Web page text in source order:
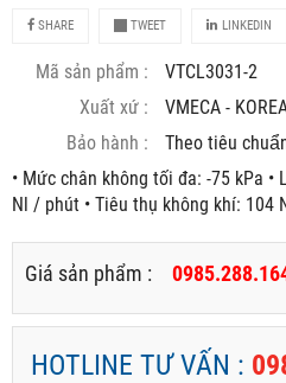
SHARE TWEET LINKEDIN
Mã sản phẩm :
VTCL3031-2
Xuất xứ :
VMECA -
Bảo hành :
Theo tiêu
• Mức chân không tối đa: -75 kPa
Nl / phút • Tiêu thụ không khí: 104
Giá sản phẩm :
HOTLINE TƯ VẤN :